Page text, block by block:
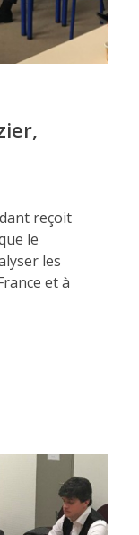
reçoit
le
les
et à